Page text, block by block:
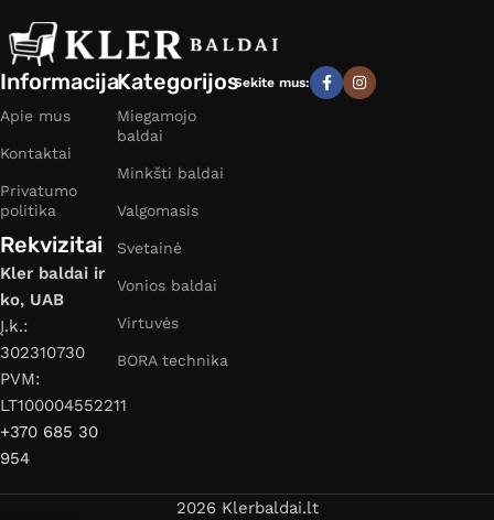
Informacija
Apie mus
Kontaktai
Privatumo
politika
Rekvizitai
Kler baldai ir
ko, UAB
Į.k.:
302310730
PVM:
LT100004552211
+370 685 30
954
Kategorijos
Miegamojo
baldai
Minkšti baldai
Valgomasis
Svetainė
Vonios baldai
Virtuvės
BORA technika
Sekite mus:
2026 Klerbaldai.lt